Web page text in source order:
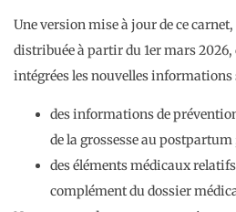
Une version mise à jour de ce
distribuée à partir du 1er mars 2026,
intégrées les nouvelles informations
des informations de
de la grossesse au postpartum
des éléments médicaux
complément du dossier